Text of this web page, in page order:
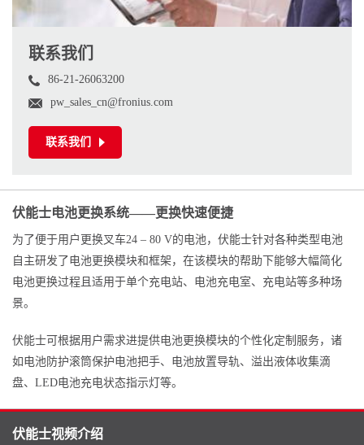
联系我们
86-21-26063200
pw_sales_cn@fronius.com
联系我们
伏能士电池更换系统——更换快速便捷
为了便于用户更换叉车24 – 80 V的电池，伏能士针对各种类型电池
自主研发了电池更换模块和框架，在该模块的帮助下能够大幅简化
电池更换过程且适用于单个充电站、电池充电室、充电站等多种场
景。
伏能士可根据用户需求进提供电池更换模块的个性化定制服务，诸
如电池防护滚筒保护电池把手、电池放置导轨、溢出液体收集滴
盘、LED电池充电状态指示灯等。
伏能士视频介绍